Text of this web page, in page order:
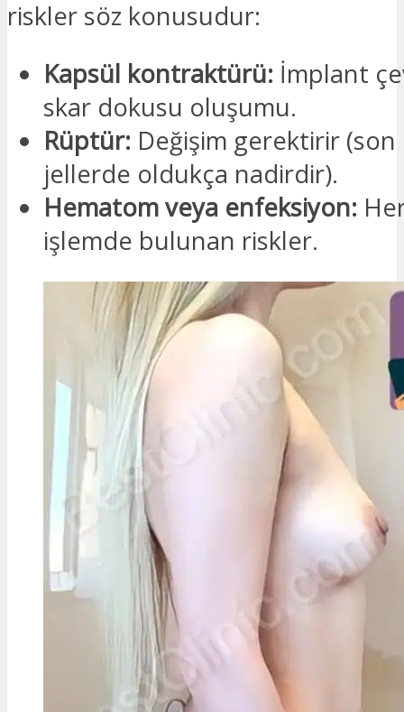
riskler söz konusudur:
Kapsül kontraktürü: İmplant
skar dokusu oluşumu.
Rüptür: Değişim gerektirir (son
jellerde oldukça nadirdir).
Hematom veya enfeksiyon:
işlemde bulunan riskler.